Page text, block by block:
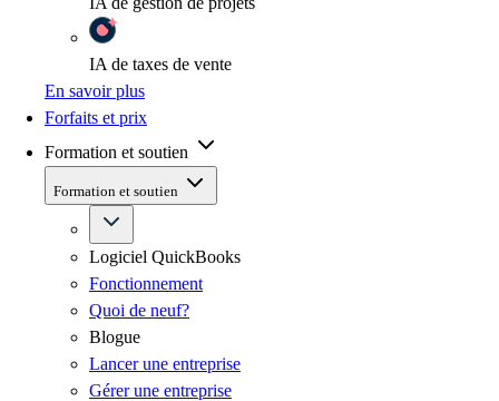
IA de taxes de vente
En savoir plus
Forfaits et prix
Formation et soutien
Formation et soutien
Logiciel QuickBooks
Fonctionnement
Quoi de neuf?
Blogue
Lancer une entreprise
Gérer une entreprise